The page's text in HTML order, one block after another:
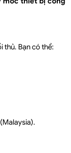
thủ. Bạn có thể: